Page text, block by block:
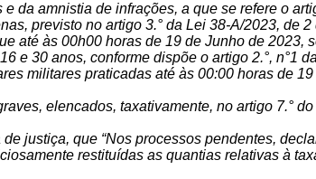
da amnistia de infrações, a que se refere o
previsto no artigo 3.° da Lei 38-A/2023, de 2
até às 00h00 horas de 19 de Junho de 2023,
e 30 anos, conforme dispõe o artigo 2.°, n°1
militares praticadas até às 00:00 horas de
elencados, taxativamente, no artigo 7.°
justiça, que “Nos processos pendentes,
restituídas as quantias relativas à